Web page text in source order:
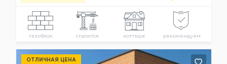
газоблок строится коттедж рекомендуем
ОТЛИЧНАЯ ЦЕНА